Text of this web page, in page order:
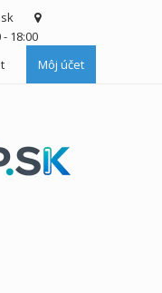
18:00
Môj účet